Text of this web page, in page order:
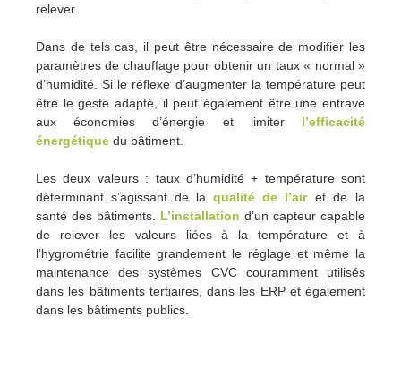
relever.
Dans de tels cas, il peut être nécessaire de modifier les
paramètres de chauffage pour obtenir un taux « normal »
d’humidité. Si le réflexe d’augmenter la température peut
être le geste adapté, il peut également être une entrave
aux économies d’énergie et limiter l’efficacité
énergétique du bâtiment.
Les deux valeurs : taux d’humidité + température sont
déterminant s’agissant de la qualité de l’airet de la
santé des bâtiments. L’installation d’un capteur capable
de relever les valeurs liées à la température et à
l’hygrométrie facilite grandement le réglage et même la
maintenance des systèmes CVC couramment utilisés
dans les bâtiments tertiaires, dans les ERP et également
dans les bâtiments publics.